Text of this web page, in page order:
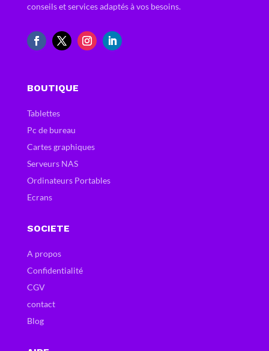
conseils et services adaptés à vos besoins.
BOUTIQUE
Tablettes
Pc de bureau
Cartes graphiques
Serveurs NAS
Ordinateurs Portables
Ecrans
SOCIETE
A propos
Confidentialité
CGV
contact
Blog